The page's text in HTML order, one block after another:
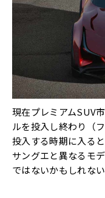
現在プレミアムSUV
ルを投入し終わり（
投入する時期に入る
サングエと異なるモ
ではないかもしれない